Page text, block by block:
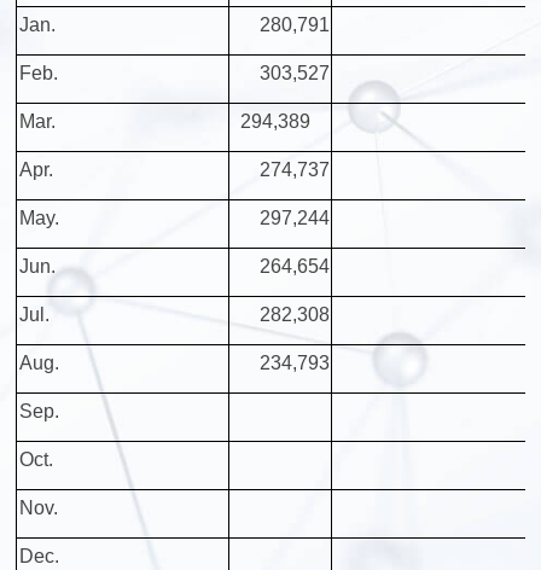
Jan. 280,791
Feb. 303,527
Mar. 294,389
Apr. 274,737
May. 297,244
Jun. 264,654
Jul. 282,308
Aug. 234,793
Sep.
Oct.
Nov.
Dec.